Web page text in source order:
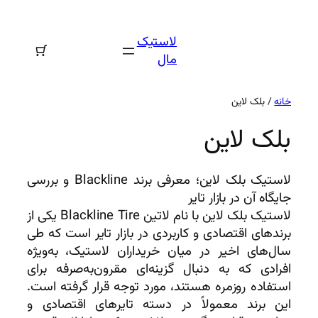
لاستیک
مال
خانه/ بلک لاین
بلک لاین
لاستیک بلک لاین؛ معرفی برند Blackline و بررسی
جایگاه آن در بازار تایر
لاستیک بلک لاین با نام لاتین Blackline Tire یکی از
برندهای اقتصادی و کاربردی در بازار تایر است که طی
سال‌های اخیر در میان خریداران لاستیک، به‌ویژه
افرادی که به دنبال گزینه‌ای مقرون‌به‌صرفه برای
استفاده روزمره هستند، مورد توجه قرار گرفته است.
این برند معمولاً در دسته تایرهای اقتصادی و